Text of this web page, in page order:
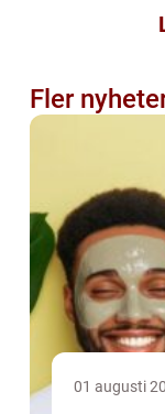
Fler
01 augusti